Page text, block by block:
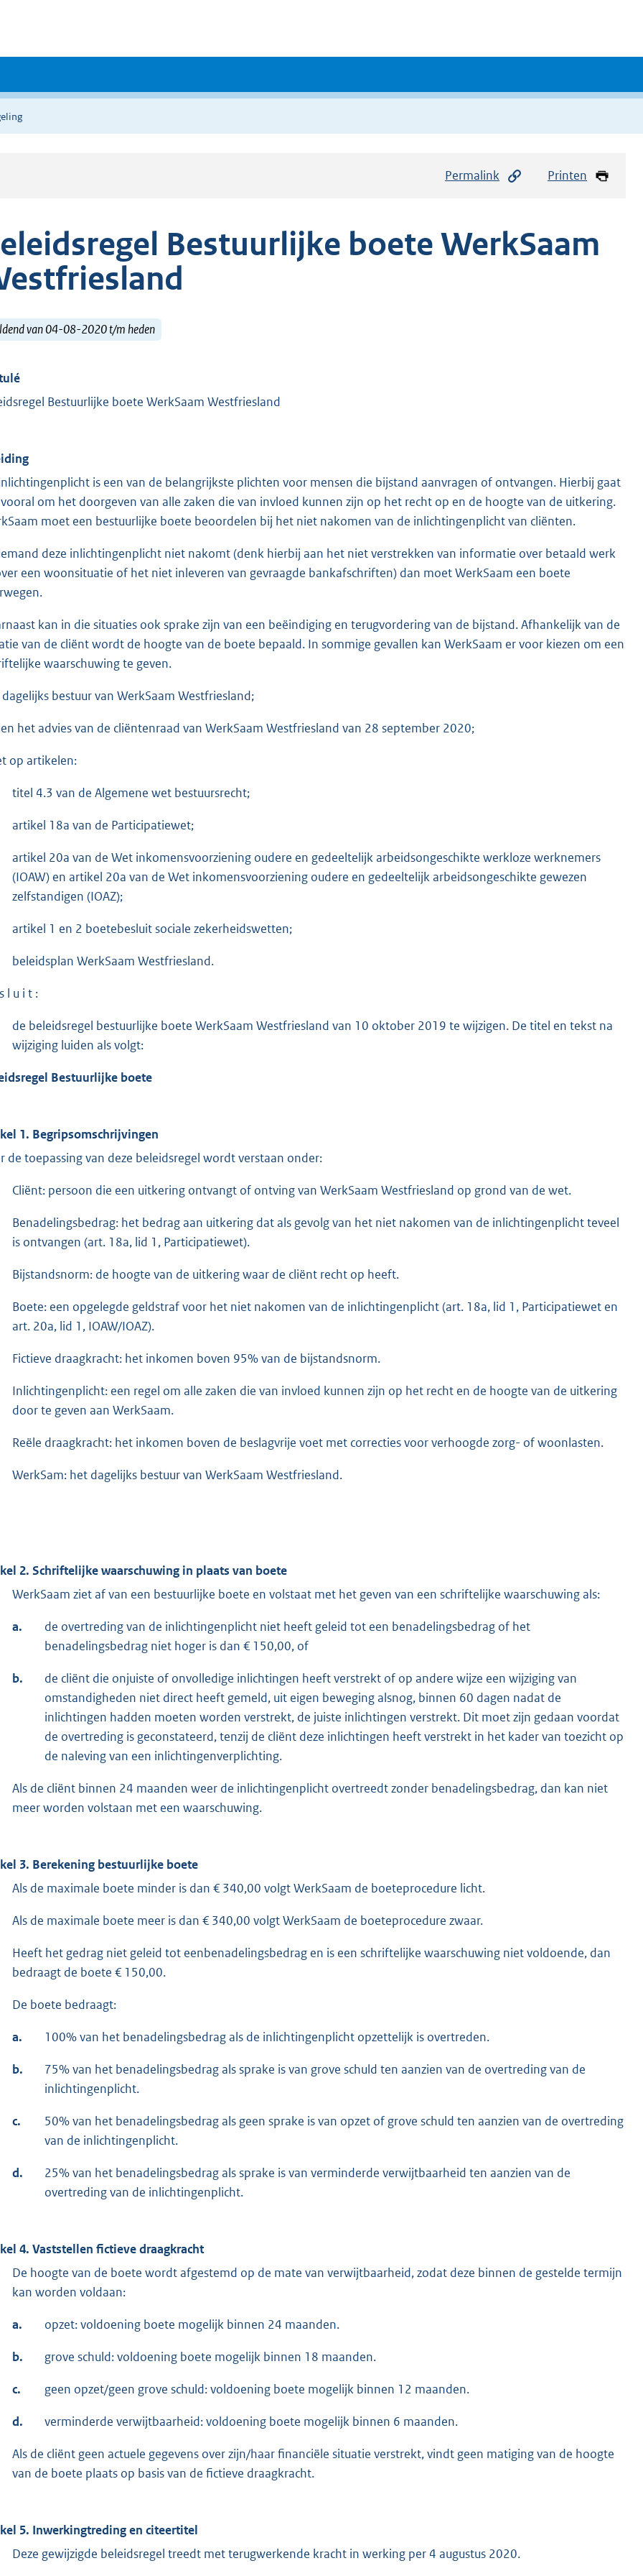
Permalink Printen
Bestuurlijke boete WerkSaam
van 04-08-2020 t/m heden
Bestuurlijke boete WerkSaam Westfriesland
is een van de belangrijkste plichten voor mensen die bijstand aanvragen of ontvangen. Hierbij gaat
om het doorgeven van alle zaken die van invloed kunnen zijn op het recht op en de hoogte van de uitkering.
moet een bestuurlijke boete beoordelen bij het niet nakomen van de inlichtingenplicht van cliënten.
deze inlichtingenplicht niet nakomt (denk hierbij aan het niet verstrekken van informatie over betaald werk
een woonsituatie of het niet inleveren van gevraagde bankafschriften) dan moet WerkSaam een boete
kan in die situaties ook sprake zijn van een beëindiging en terugvordering van de bijstand. Afhankelijk van de
van de cliënt wordt de hoogte van de boete bepaald. In sommige gevallen kan WerkSaam er voor kiezen om een
waarschuwing te geven.
bestuur van WerkSaam Westfriesland;
het advies van de cliëntenraad van WerkSaam Westfriesland van 28 september 2020;
op artikelen:
titel 4.3 van de Algemene wet bestuursrecht;
artikel 18a van de Participatiewet;
artikel 20a van de Wet inkomensvoorziening oudere en gedeeltelijk arbeidsongeschikte werkloze werknemers
(IOAW) en artikel 20a van de Wet inkomensvoorziening oudere en gedeeltelijk arbeidsongeschikte gewezen
zelfstandigen (IOAZ);
artikel 1 en 2 boetebesluit sociale zekerheidswetten;
beleidsplan WerkSaam Westfriesland.
l u i t :
de beleidsregel bestuurlijke boete WerkSaam Westfriesland van 10 oktober 2019 te wijzigen. De titel en tekst na
wijziging luiden als volgt:
Bestuurlijke boete
1. Begripsomschrijvingen
de toepassing van deze beleidsregel wordt verstaan onder:
Cliënt: persoon die een uitkering ontvangt of ontving van WerkSaam Westfriesland op grond van de wet.
Benadelingsbedrag: het bedrag aan uitkering dat als gevolg van het niet nakomen van de inlichtingenplicht teveel
is ontvangen (art. 18a, lid 1, Participatiewet).
Bijstandsnorm: de hoogte van de uitkering waar de cliënt recht op heeft.
Boete: een opgelegde geldstraf voor het niet nakomen van de inlichtingenplicht (art. 18a, lid 1, Participatiewet en
art. 20a, lid 1, IOAW/IOAZ).
Fictieve draagkracht: het inkomen boven 95% van de bijstandsnorm.
Inlichtingenplicht: een regel om alle zaken die van invloed kunnen zijn op het recht en de hoogte van de uitkering
door te geven aan WerkSaam.
Reële draagkracht: het inkomen boven de beslagvrije voet met correcties voor verhoogde zorg- of woonlasten.
WerkSam: het dagelijks bestuur van WerkSaam Westfriesland.
2. Schriftelijke waarschuwing in plaats van boete
WerkSaam ziet af van een bestuurlijke boete en volstaat met het geven van een schriftelijke waarschuwing als:
a.
de overtreding van de inlichtingenplicht niet heeft geleid tot een benadelingsbedrag of het
benadelingsbedrag niet hoger is dan € 150,00, of
b.
de cliënt die onjuiste of onvolledige inlichtingen heeft verstrekt of op andere wijze een wijziging van
omstandigheden niet direct heeft gemeld, uit eigen beweging alsnog, binnen 60 dagen nadat de
inlichtingen hadden moeten worden verstrekt, de juiste inlichtingen verstrekt. Dit moet zijn gedaan voordat
de overtreding is geconstateerd, tenzij de cliënt deze inlichtingen heeft verstrekt in het kader van toezicht op
de naleving van een inlichtingenverplichting.
Als de cliënt binnen 24 maanden weer de inlichtingenplicht overtreedt zonder benadelingsbedrag, dan kan niet
meer worden volstaan met een waarschuwing.
3. Berekening bestuurlijke boete
Als de maximale boete minder is dan € 340,00 volgt WerkSaam de boeteprocedure licht.
Als de maximale boete meer is dan € 340,00 volgt WerkSaam de boeteprocedure zwaar.
Heeft het gedrag niet geleid tot eenbenadelingsbedrag en is een schriftelijke waarschuwing niet voldoende, dan
bedraagt de boete € 150,00.
De boete bedraagt:
a. 100% van het benadelingsbedrag als de inlichtingenplicht opzettelijk is overtreden.
b.
75% van het benadelingsbedrag als sprake is van grove schuld ten aanzien van de overtreding van de
inlichtingenplicht.
c.
50% van het benadelingsbedrag als geen sprake is van opzet of grove schuld ten aanzien van de overtreding
van de inlichtingenplicht.
d.
25% van het benadelingsbedrag als sprake is van verminderde verwijtbaarheid ten aanzien van de
overtreding van de inlichtingenplicht.
4. Vaststellen fictieve draagkracht
De hoogte van de boete wordt afgestemd op de mate van verwijtbaarheid, zodat deze binnen de gestelde termijn
kan worden voldaan:
a. opzet: voldoening boete mogelijk binnen 24 maanden.
b. grove schuld: voldoening boete mogelijk binnen 18 maanden.
c. geen opzet/geen grove schuld: voldoening boete mogelijk binnen 12 maanden.
d. verminderde verwijtbaarheid: voldoening boete mogelijk binnen 6 maanden.
Als de cliënt geen actuele gegevens over zijn/haar financiële situatie verstrekt, vindt geen matiging van de hoogte
van de boete plaats op basis van de fictieve draagkracht.
5. Inwerkingtreding en citeertitel
Deze gewijzigde beleidsregel treedt met terugwerkende kracht in werking per 4 augustus 2020.